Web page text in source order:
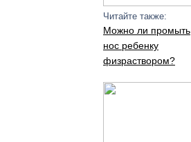
Читайте также:
Можно ли промыть
нос ребенку
физраствором?